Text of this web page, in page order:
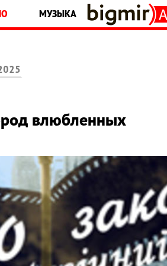
МУЗЫКА
влюбленных